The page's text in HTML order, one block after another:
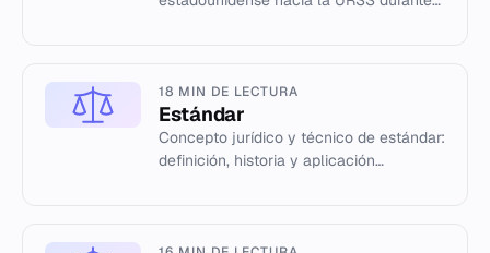
18 MIN DE LECTURA
Estándar
Concepto jurídico y técnico de estándar:
definición, historia y aplicación